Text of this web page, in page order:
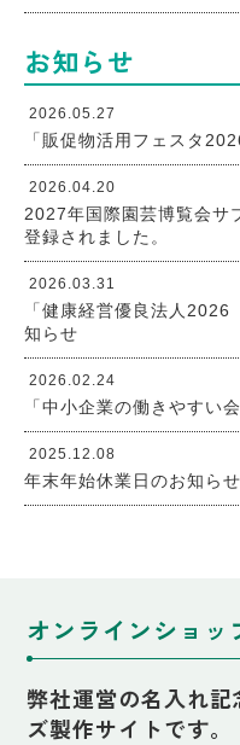
お知らせ
2026.05.27
「販促物活用フェスタ
2026.04.20
2027年国際園芸博覧会サ
登録されました。
2026.03.31
「健康経営優良法人
知らせ
2026.02.24
「中小企業の働きやすい
2025.12.08
年末年始休業日のお知らせ
オンラインショッ
弊社運営の名入れ
ズ製作サイトです。